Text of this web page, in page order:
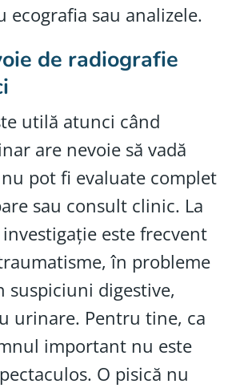
ecografia sau analizele.
de radiografie
utilă atunci când
are nevoie să vadă
pot fi evaluate complet
sau consult clinic. La
este frecvent
în probleme
digestive,
urinare. Pentru tine, ca
important nu este
O pisică nu